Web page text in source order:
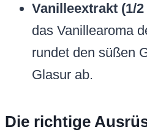
Vanilleextrakt (1/2
das Vanillearoma
rundet den süßen
Glasur ab.
Die richtige